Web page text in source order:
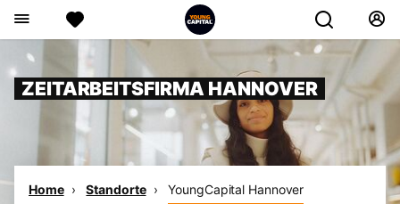
ZEITARBEITSFIRMA HANNOVER
Home Standorte YoungCapital Hannover